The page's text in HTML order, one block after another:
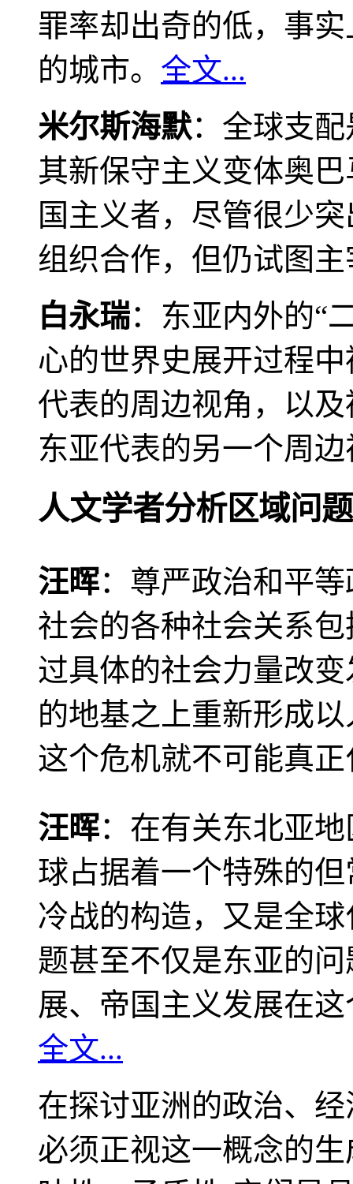
罪率却出奇的低，事
的城市。 全文...
米尔斯海默：全球支
其新保守主义变体奥
国主义者，尽管很少
组织合作，但仍试图
白永瑞：东亚内外的“
心的世界史展开过程
代表的周边视角，以
东亚代表的另一个周
人文学者分析区域问题
汪晖：尊严政治和平
社会的各种社会关系
过具体的社会力量改
的地基之上重新形成
这个危机就不可能真
汪晖：在有关东北亚
球占据着一个特殊的
冷战的构造，又是全
题甚至不仅是东亚的
展、帝国主义发展在
全文...
在探讨亚洲的政治、
必须正视这一概念的